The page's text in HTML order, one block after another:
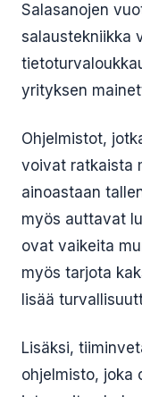
Salasanojen
salaustekniikka
yrityksen
Ohjelmistot,
voivat ratkaista
ainoastaan
myös auttavat
ovat vaikeita
myös tarjota
lisää
Lisäksi,
ohjelmisto, joka